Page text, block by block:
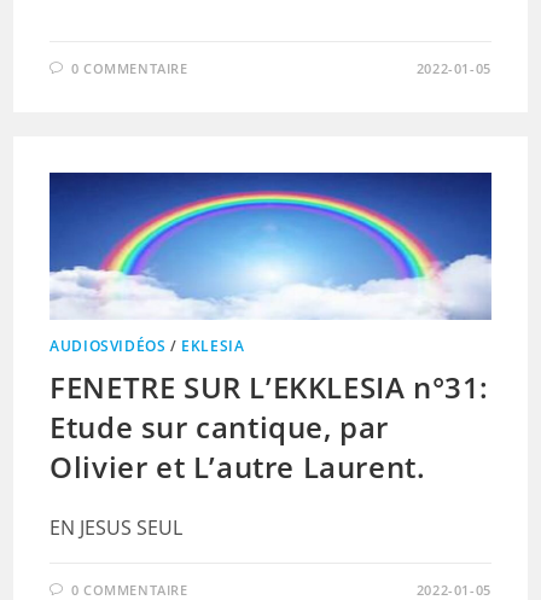
0 COMMENTAIRE 2022-01-05
AUDIOSVIDÉOS / EKLESIA
FENETRE SUR L’EKKLESIA n°31:
Etude sur cantique, par
Olivier et L’autre Laurent.
EN JESUS SEUL
0 COMMENTAIRE 2022-01-05